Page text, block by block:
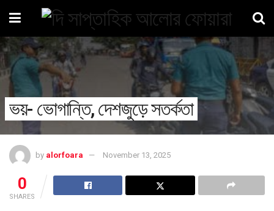
ভয়- ভোগান্তি, দেশজুড়ে সতর্কতা
by alorfoara November 13, 2025
0
SHARES